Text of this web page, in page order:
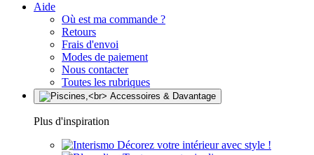
Aide
Où est ma commande ?
Retours
Frais d'envoi
Modes de paiement
Nous contacter
Toutes les rubriques
Plus d'inspiration
Décorez votre intérieur avec style !